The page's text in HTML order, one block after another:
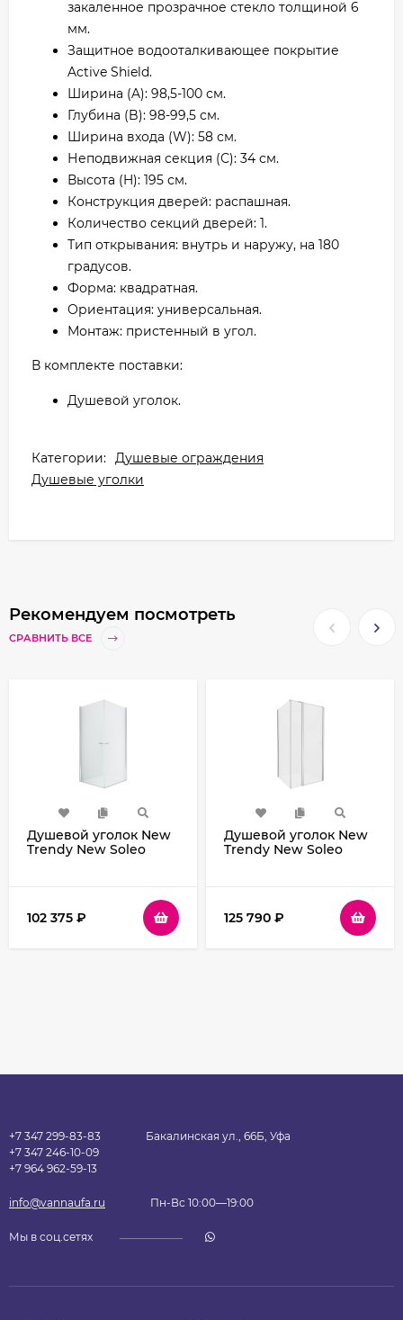
закаленное прозрачное стекло толщиной 6
мм.
Защитное водооталкивающее покрытие
Active Shield.
Ширина (A): 98,5-100 см.
Глубина (B): 98-99,5 см.
Ширина входа (W): 58 см.
Неподвижная секция (С): 34 см.
Высота (H): 195 см.
Конструкция дверей: распашная.
Количество секций дверей: 1.
Тип открывания: внутрь и наружу, на 180
градусов.
Форма: квадратная.
Ориентация: универсальная.
Монтаж: пристенный в угол.
В комплекте поставки:
Душевой уголок.
Категории: Душевые ограждения
Душевые уголки
Рекомендуем посмотреть
СРАВНИТЬ ВСЕ
Душевой уголок New
Trendy New Soleo
102 375 ₽
Душевой уголок New
Trendy New Soleo
125 790 ₽
+7 347 299-83-83
+7 347 246-10-09
+7 964 962-59-13
Бакалинская ул., 66Б, Уфа
info@vannaufa.ru Пн-Вс 10:00—19:00
Мы в соц.сетях